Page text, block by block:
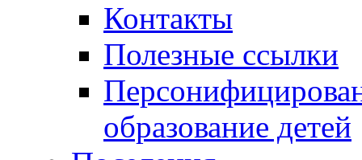
Контакты
Полезные ссылки
образование детей